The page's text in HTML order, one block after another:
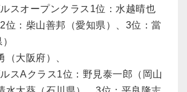
ルスオープンクラス1位：水越晴也
2位：柴山善邦（愛知県）、3位：當
（大阪府）、
ルスAクラス1位：野見泰一郎（岡山